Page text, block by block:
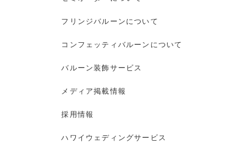
フリンジバルーンについて
コンフェッティバルーンについて
バルーン装飾サービス
メディア掲載情報
採用情報
ハワイウェディングサービス